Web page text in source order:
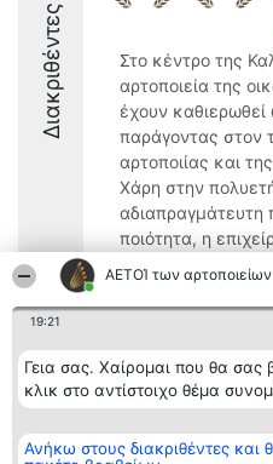
ΑΕΤΟΊ των αρτοποιείων
19:21
Γεια σας. Χαίρομαι που θα σας
κλικ στο αντίστοιχο θέμα
Ανήκω στους διακριθέντες
Διακριθέντες
Στο κέντρο της
αρτοποιεία της
έχουν
παράγοντας στον
αρτοποιίας και
Χάρη στην
ποιότητα, η
9.6
Διοργανωτής της
κατάταξης
BEAUTIFUL COMPANY
ΤΗΛ. ΕΠΙΚΟΙΝΩΝΙΑΣ:
2104128019
Λίστα